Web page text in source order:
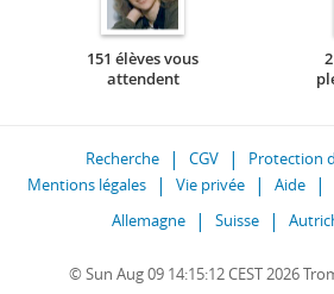
151 élèves vous
attendent
Recherche CGV
Protection
Mentions légales
Vie privée Aide
Allemagne
Suisse
© Sun Aug 09 14:15:12 CEST 2026